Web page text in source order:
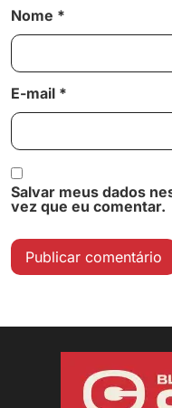
Nome *
E-mail *
Salvar meus dados
vez que eu comentar.